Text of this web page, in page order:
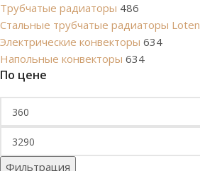
Трубчатые радиаторы 486
Cтальные трубчатые радиаторы Loten
Электрические конвекторы 634
Напольные конвекторы 634
По цене
Фильтрация